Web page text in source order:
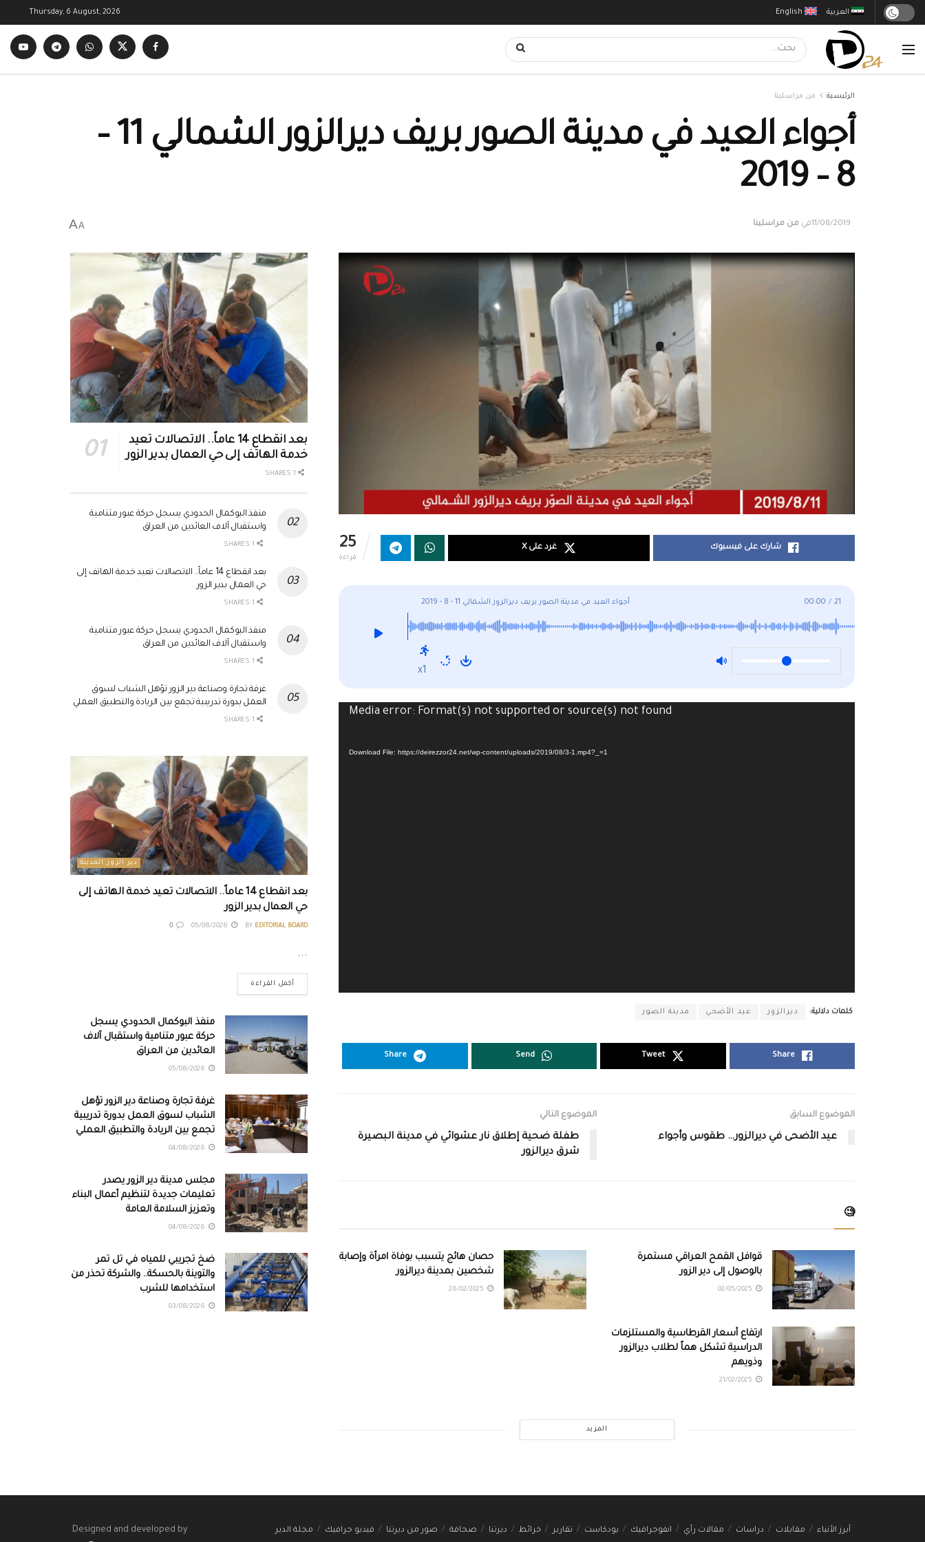
English العربية Thursday, 6 August, 2026
الرئيسية من مراسلينا
أجواء العيد في مدينة الصور بريف ديرالزور الشمالي 11 –
8 – 2019
11/08/2019 في من مراسلينا A
A
25
قراءة
شارك على فيسبوك غرد على X
أجواء العيد في مدينة الصور بريف ديرالزور الشمالي 11 - 8 - 2019 00:00 / 21
x1
Media error: Format(s) not supported or source(s) not found
Download File: https://deirezzor24.net/wp-content/uploads/2019/08/3-1.mp4?_=1
كلمات دلالية: ديرالزور عيد الأضحي مدينة الصور
Share
Tweet
Send
Share
الموضوع السابق
عيد الأضحى في ديرالزور… طقوس وأجواء
الموضوع التالي
طفلة ضحية إطلاق نار عشوائي في مدينة البصيرة
شرق ديرالزور
🧐
قوافل القمح العراقي مستمرة
بالوصول إلى دير الزور
حصان هائج يتسبب بوفاة امرأة وإصابة
شخصين بمدينة ديرالزور
ارتفاع أسعار القرطاسية والمستلزمات
الدراسية تشكل هماً لطلاب ديرالزور
وذويهم
المزيد
بعد انقطاع 14 عاماً.. الاتصالات تعيد
خدمة الهاتف إلى حي العمال بدير الزور
منفذ البوكمال الحدودي يسجل حركة عبور متنامية
واستقبال آلاف العائدين من العراق
بعد انقطاع 14 عاماً.. الاتصالات تعيد خدمة الهاتف إلى
حي العمال بدير الزور
منفذ البوكمال الحدودي يسجل حركة عبور متنامية
واستقبال آلاف العائدين من العراق
غرفة تجارة وصناعة دير الزور تؤهل الشباب لسوق
العمل بدورة تدريبية تجمع بين الريادة والتطبيق العملي
دير الزور المدينة
بعد انقطاع 14 عاماً.. الاتصالات تعيد خدمة الهاتف إلى
حي العمال بدير الزور
BY EDITORIAL BOARD
0
...
أكمل القراءة
منفذ البوكمال الحدودي يسجل
حركة عبور متنامية واستقبال آلاف
العائدين من العراق
غرفة تجارة وصناعة دير الزور تؤهل
الشباب لسوق العمل بدورة تدريبية
تجمع بين الريادة والتطبيق العملي
مجلس مدينة دير الزور يصدر
تعليمات جديدة لتنظيم أعمال البناء
وتعزيز السلامة العامة
ضخ تجريبي للمياه في تل تمر
والتوينة بالحسكة.. والشركة تحذر من
استخدامها للشرب
أبرز الأنباء مقابلات دراسات مقالات رأي انفوجرافيك بودكاست تقارير خرائط ديرتنا صحافة صور من ديرتنا فيديو جرافيك مجلة الدير Designed and developed by